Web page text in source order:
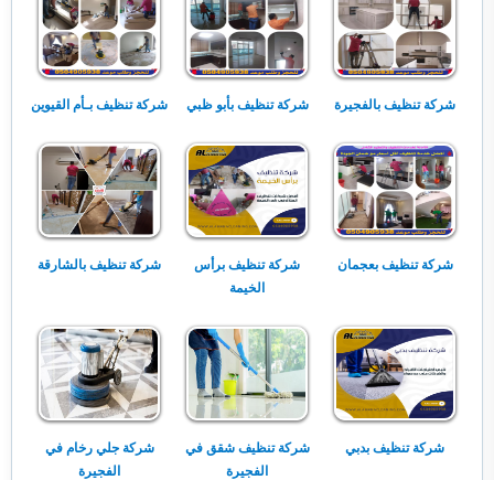
شركة تنظيف بالفجيرة شركة تنظيف بأبو ظبي شركة تنظيف بـأم القيوين
شركة تنظيف بعجمان
شركة تنظيف برأس
الخيمة
شركة تنظيف بالشارقة
شركة تنظيف بدبي
شركة تنظيف شقق في
الفجيرة
شركة جلي رخام في
الفجيرة